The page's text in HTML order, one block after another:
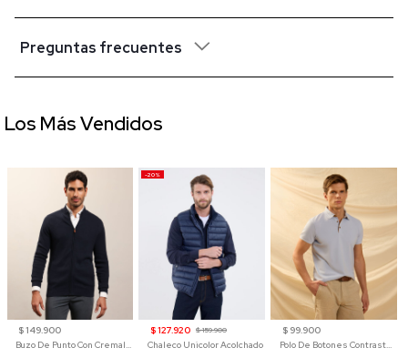
Preguntas frecuentes
$ 149.900
-20%
$ 127.920 $ 159.900
Chaleco Unicolor Acolchado
$ 99.900
Polo De Botones Contraste Para Hombre
Los Más Vendidos